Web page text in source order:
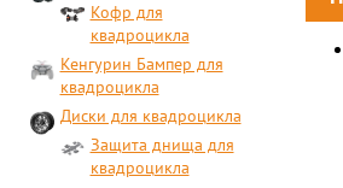
Кофр для
квадроцикла
Кенгурин Бампер для
квадроцикла
Диски для квадроцикла
Защита днища для
квадроцикла